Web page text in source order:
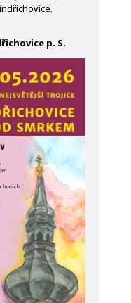
p. S.